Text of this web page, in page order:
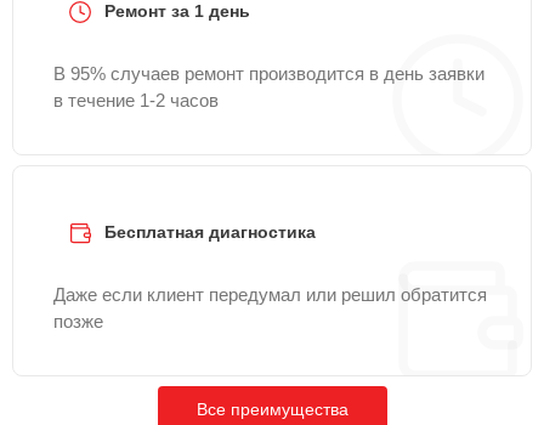
Ремонт за 1 день
В 95% случаев ремонт производится в день заявки
в течение 1-2 часов
Бесплатная диагностика
Даже если клиент передумал или решил обратится
позже
Все преимущества